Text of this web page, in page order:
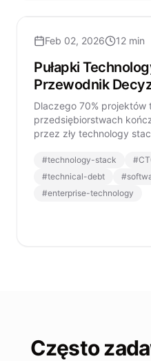
Feb 02, 2026 12 min
Pułapki
Przewodnik
Dlaczego 70%
przedsiębiorstwach
przez zły technology
#technology-stack #
#technical-debt #
#enterprise-technology
Często